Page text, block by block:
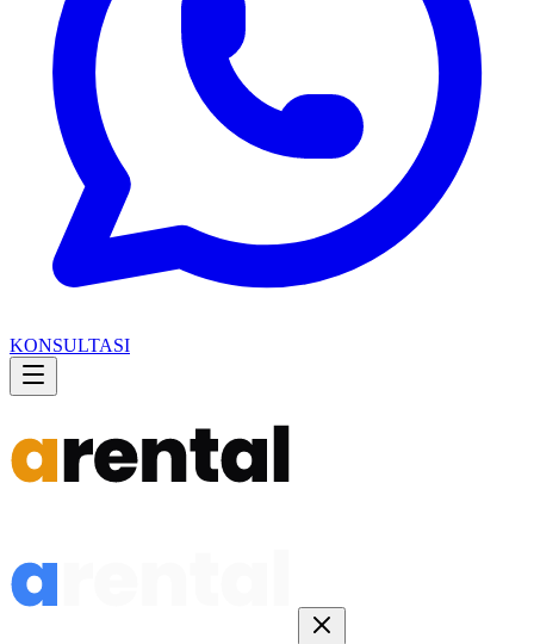
KONSULTASI